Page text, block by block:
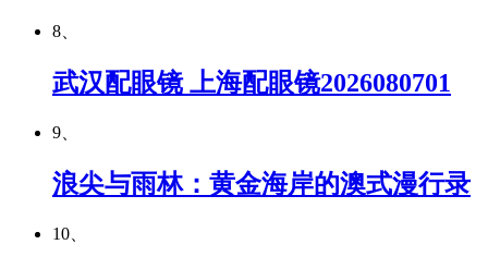
8、
武汉配眼镜 上海配眼镜2026080701
9、
浪尖与雨林：黄金海岸的澳式漫行录
10、